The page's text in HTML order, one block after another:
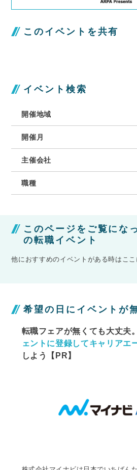
このイベントを共有
イベント検索
開催地域
開催月
主催会社
職種
このページをご覧にな
の転職イベント
他におすすめのイベントがある時はここ
希望の日にイベントが
転職フェアが無くても大丈夫。
ェントに登録してキャリアエ
しよう【PR】